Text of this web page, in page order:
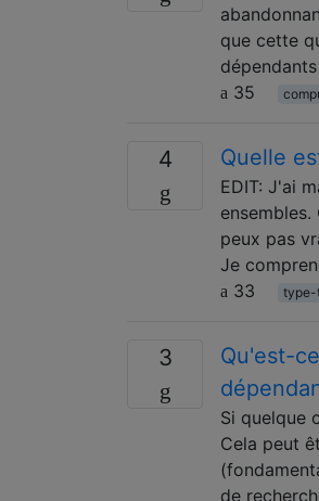
que cette
35
4 Quelle
EDIT: J'ai
peux pas
Je
33
type-
3
Qu'est-
Si quelque
Cela peut
de